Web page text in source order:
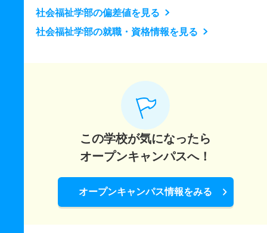
社会福祉学部の偏差値を見る
社会福祉学部の就職・資格情報を見る
この学校が気になったら
オープンキャンパスへ！
オープンキャンパス情報をみる